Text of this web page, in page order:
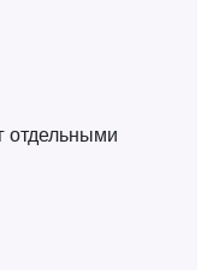
отдельными